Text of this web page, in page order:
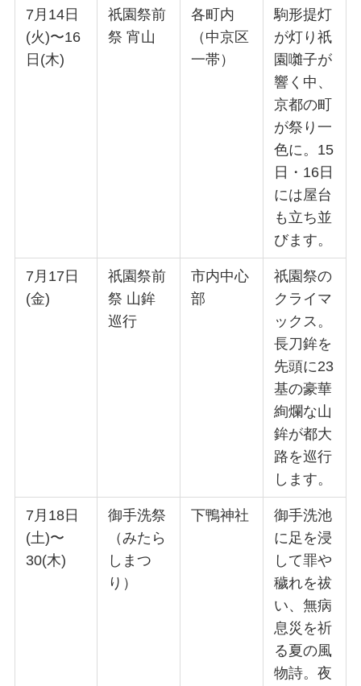
7月14日
(火)〜16
日(木)
祇園祭前
祭 宵山
各町内
（中京区
一帯）
駒形提灯
が灯り祇
園囃子が
響く中、
京都の町
が祭り一
色に。15
日・16日
には屋台
も立ち並
びます。
7月17日
(金)
祇園祭前
祭 山鉾
巡行
市内中心
部
祇園祭の
クライマ
ックス。
長刀鉾を
先頭に23
基の豪華
絢爛な山
鉾が都大
路を巡行
します。
7月18日
(土)〜
30(木)
御手洗祭
（みたら
しまつ
り）
下鴨神社
御手洗池
に足を浸
して罪や
穢れを祓
い、無病
息災を祈
る夏の風
物詩。夜